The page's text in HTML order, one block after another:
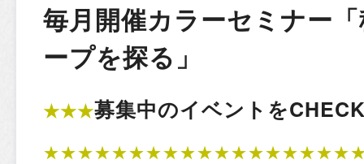
毎月開催カラーセミナー
ープを探る」
★★★募集中のイベントを